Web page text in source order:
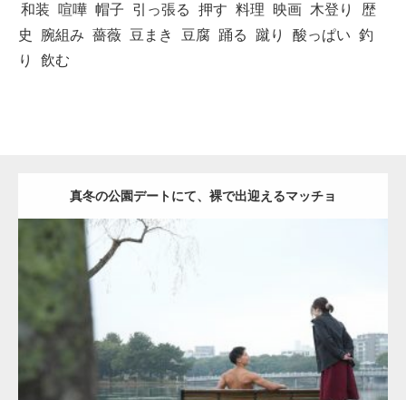
和装
喧嘩 帽子 引っ張る 押す 料理 映画 木登り
歴
史
腕組み 薔薇 豆まき 豆腐 踊る 蹴り 酸っぱい 釣
り
飲む
真冬の公園デートにて、裸で出迎えるマッチョ
公園のマッチョ AKIHITO(細マッチョ) 背中
ダウンロード